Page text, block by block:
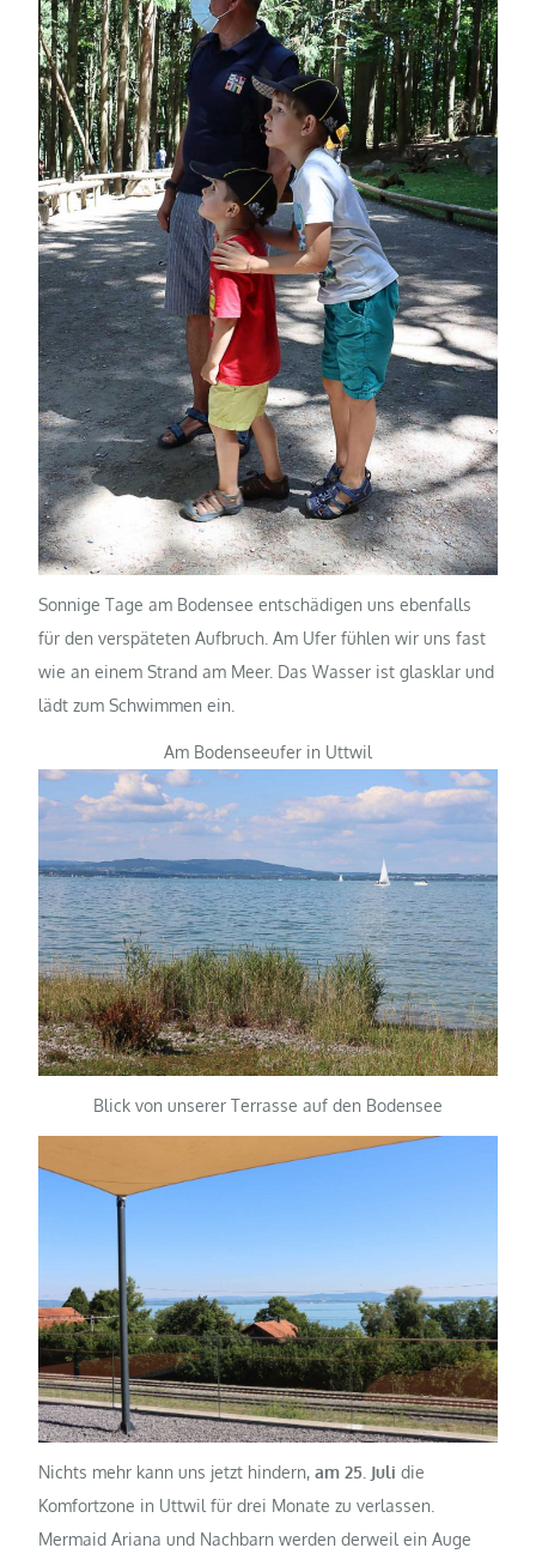
Sonnige Tage am Bodensee entschädigen uns ebenfalls
für den verspäteten Aufbruch. Am Ufer fühlen wir uns fast
wie an einem Strand am Meer. Das Wasser ist glasklar und
lädt zum Schwimmen ein.
Am Bodenseeufer in Uttwil
Blick von unserer Terrasse auf den Bodensee
Nichts mehr kann uns jetzt hindern,am 25. Julidie
Komfortzone in Uttwil für drei Monate zu verlassen.
Mermaid Ariana und Nachbarn werden derweil ein Auge